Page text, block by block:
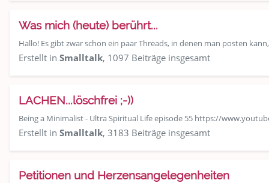
Was mich (heute) berührt...
Hallo! Es gibt zwar schon ein paar Threads, in denen man posten
Erstellt in Smalltalk, 1097 Beiträge insgesamt
LACHEN...löschfrei ;-))
Being a Minimalist - Ultra Spiritual Life episode 55 https://
Erstellt in Smalltalk, 3183 Beiträge insgesamt
Petitionen und Herzensangelegenheiten